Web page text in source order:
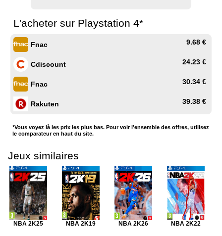
L'acheter sur Playstation 4*
Fnac 9.68 €
Cdiscount 24.23 €
Fnac 30.34 €
Rakuten 39.38 €
*Vous voyez là les prix les plus bas. Pour voir l'ensemble des offres, utilisez
le comparateur en haut du site.
Jeux similaires
NBA 2K25 NBA 2K19 NBA 2K26 NBA 2K22